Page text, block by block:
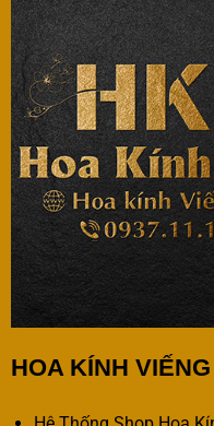
HOA KÍNH VIẾNG